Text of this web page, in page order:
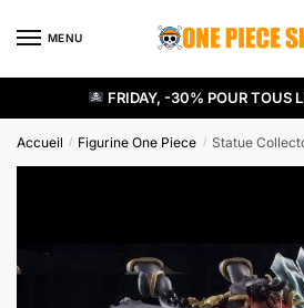
MENU
FRIDAY, -30% POUR TOUS
Accueil / Figurine One Piece / Statue Collector